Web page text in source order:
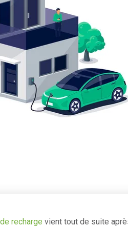
recharge vient tout de suite